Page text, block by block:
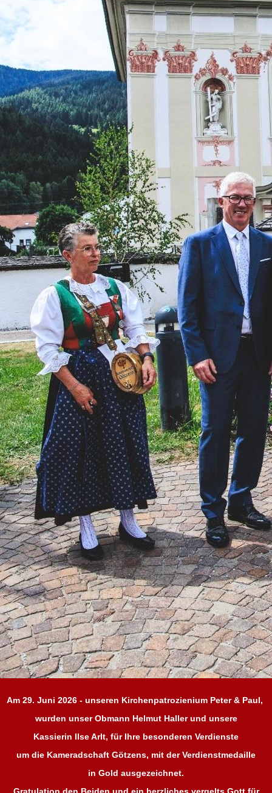
Am 29. Juni 2026 - unseren Kirchenpatrozienium Peter & Paul,
wurden unser Obmann Helmut Haller und unsere
Kassierin Ilse Arlt, für Ihre besonderen Verdienste
um die Kameradschaft Götzens, mit der Verdienstmedaille
in Gold ausgezeichnet.